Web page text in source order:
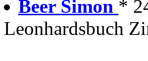
Beer Simon *
Leonhardsbuch